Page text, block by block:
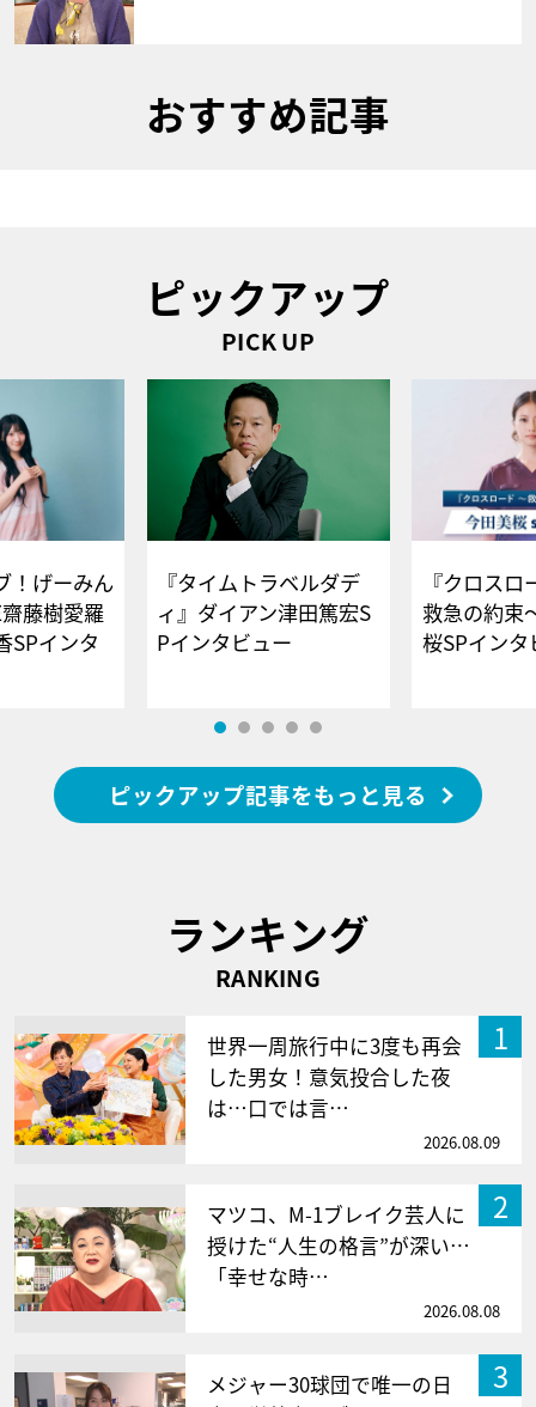
おすすめ記事
ピックアップ
PICK UP
！げーみん
藤樹愛羅
SPインタ
『タイムトラベルダデ
ィ』ダイアン津田篤宏S
Pインタビュー
『クロス
救急の約束
桜SPイ
ピックアップ記事をもっと見る
ランキング
RANKING
1
世界一周旅行中に3度も再会
した男女！意気投合した夜
は…口では言…
2026.08.09
2
マツコ、M-1ブレイク芸人に
授けた“人生の格言”が深い…
「幸せな時…
2026.08.08
3
メジャー30球団で唯一の日